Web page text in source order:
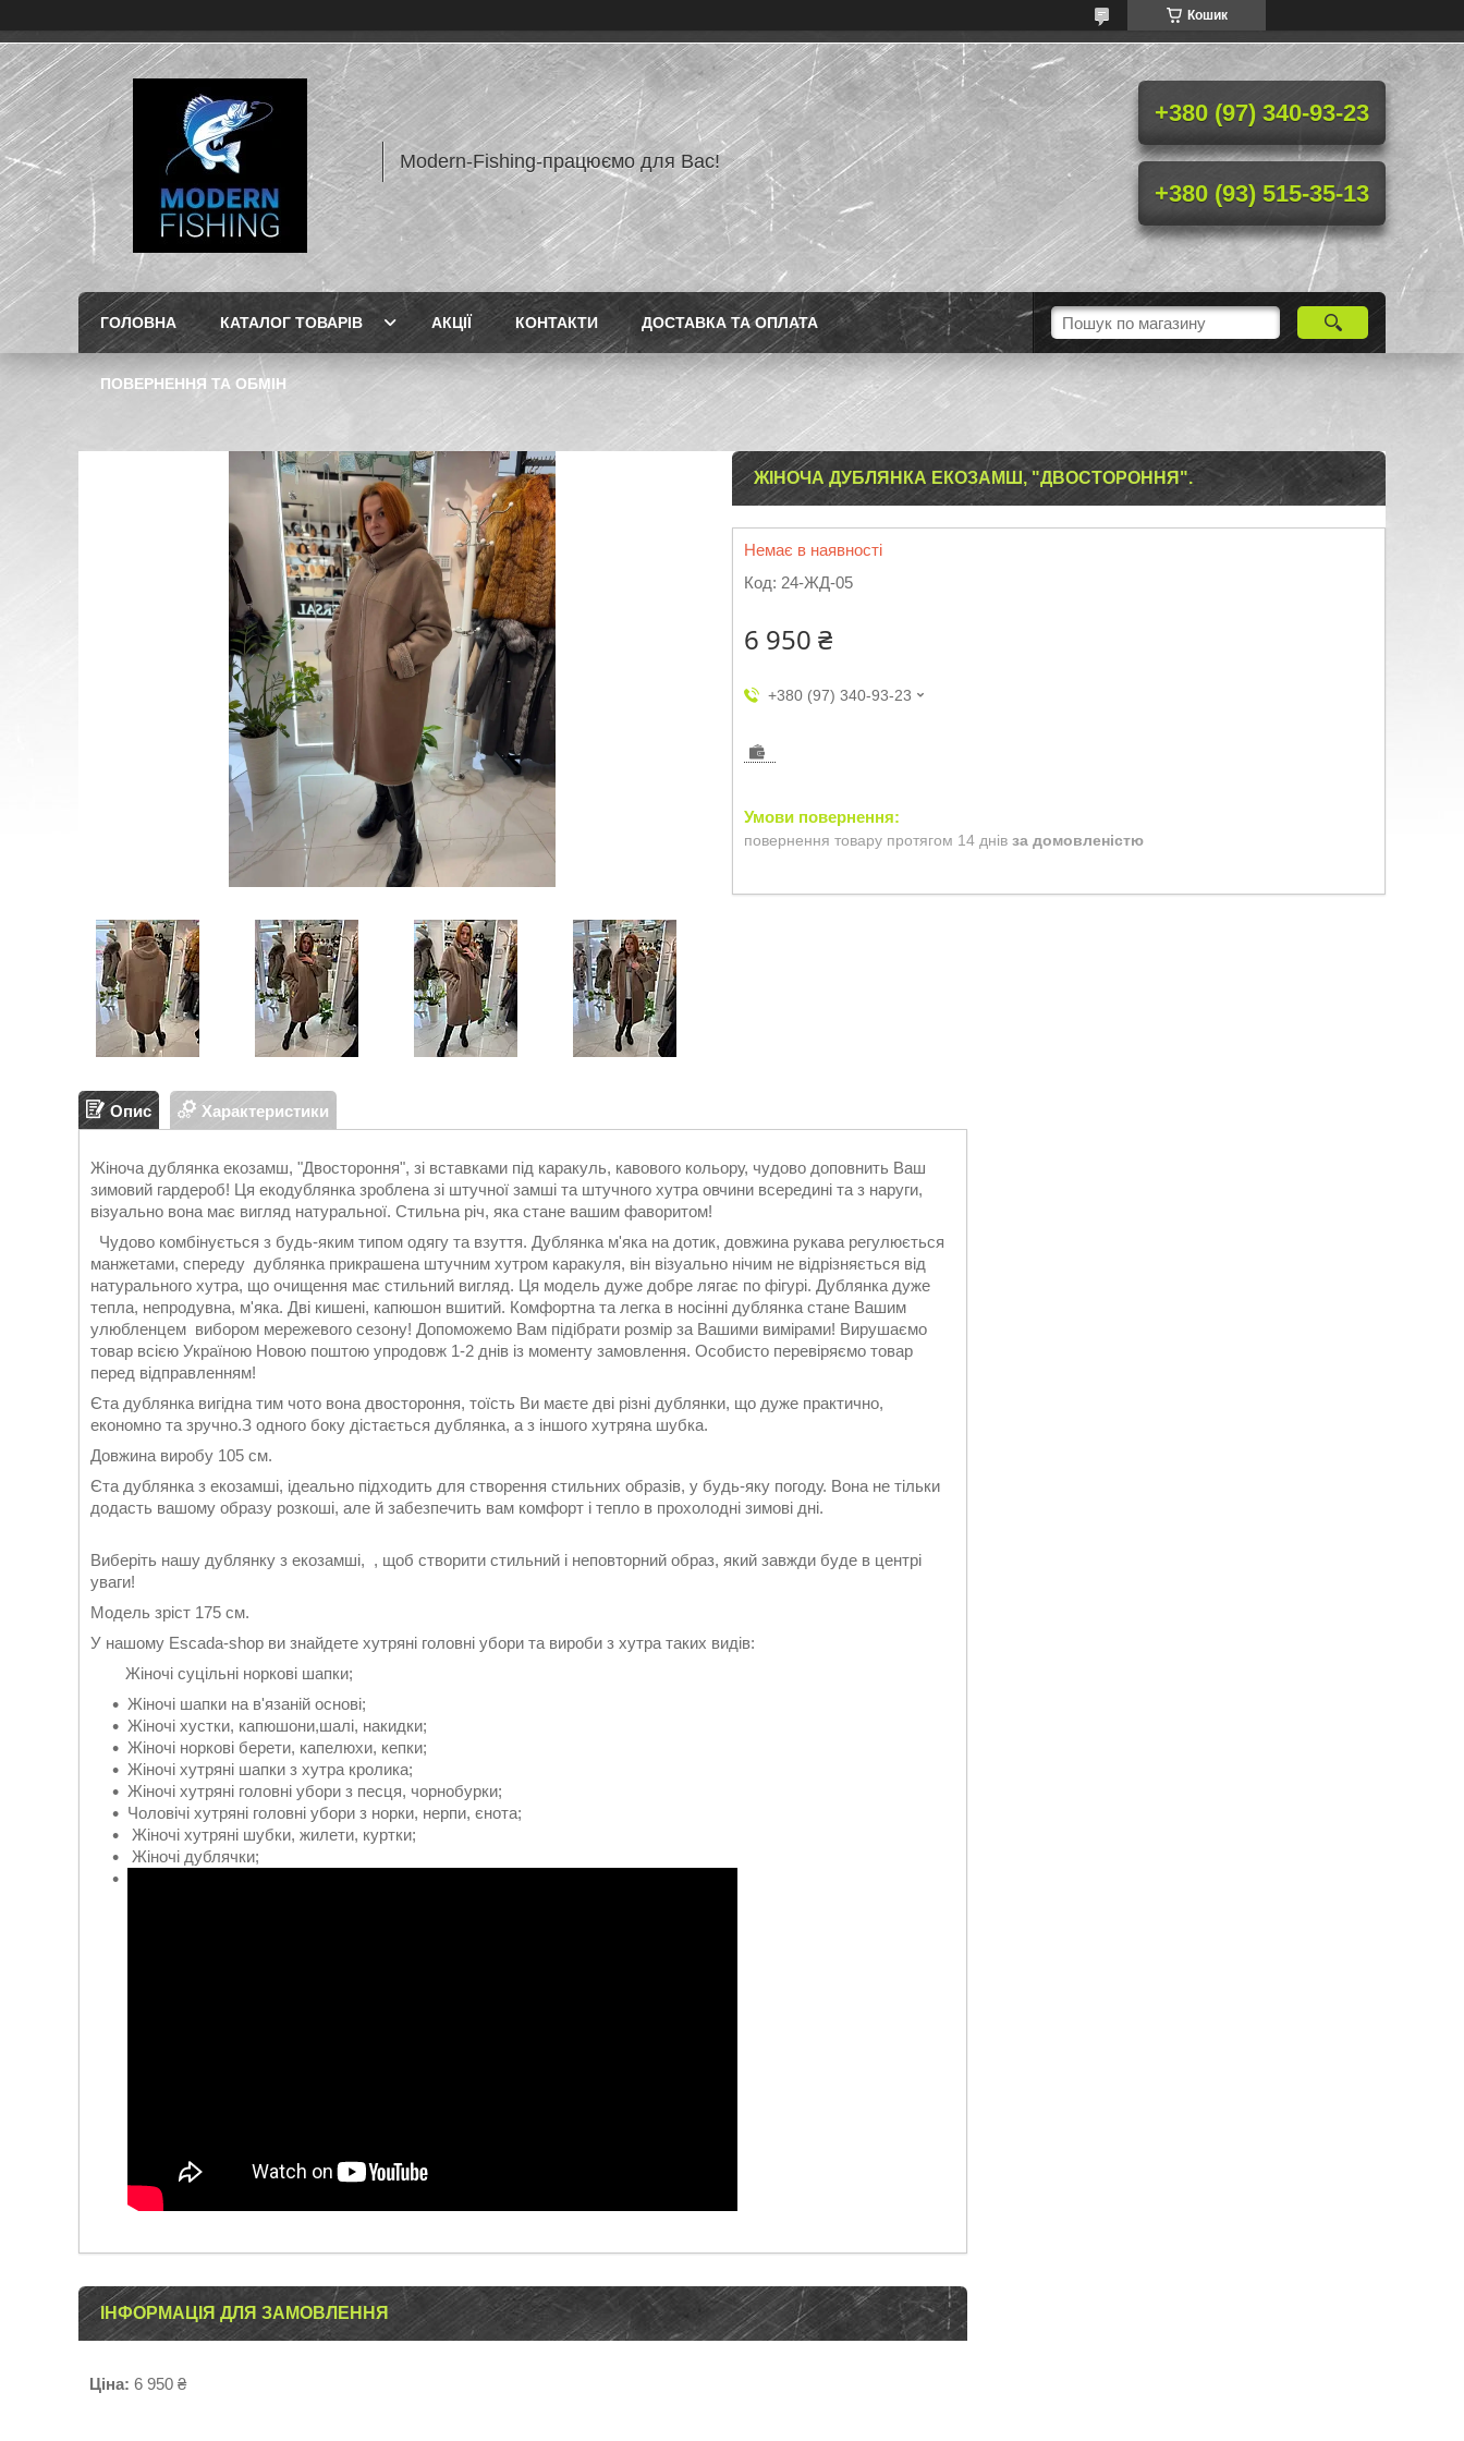
Кошик
Modern-Fishing-працюємо для Вас!
+380 (97) 340-93-23
+380 (93) 515-35-13
ГОЛОВНА КАТАЛОГ ТОВАРІВ АКЦІЇ КОНТАКТИ ДОСТАВКА ТА ОПЛАТА
ПОВЕРНЕННЯ ТА ОБМІН
ЖІНОЧА ДУБЛЯНКА ЕКОЗАМШ, "ДВОСТОРОННЯ".
Немає в наявності
Код: 24-ЖД-05
6 950 ₴
+380 (97) 340-93-23
повернення товару протягом 14 днів за домовленістю
Опис Характеристики
Жіноча дублянка екозамш, "Двостороння", зі вставками під каракуль, кавового кольору, чудово доповнить Ваш
зимовий гардероб! Ця екодублянка зроблена зі штучної замші та штучного хутра овчини всередині та з наруги,
візуально вона має вигляд натуральної. Стильна річ, яка стане вашим фаворитом!
Чудово комбінується з будь-яким типом одягу та взуття. Дублянка м'яка на дотик, довжина рукава регулюється
манжетами, спереду дублянка прикрашена штучним хутром каракуля, він візуально нічим не відрізняється від
натурального хутра, що очищення має стильний вигляд. Ця модель дуже добре лягає по фігурі. Дублянка дуже
тепла, непродувна, м'яка. Дві кишені, капюшон вшитий. Комфортна та легка в носінні дублянка стане Вашим
улюбленцем вибором мережевого сезону! Допоможемо Вам підібрати розмір за Вашими вимірами! Вирушаємо
товар всією Україною Новою поштою упродовж 1-2 днів із моменту замовлення. Особисто перевіряємо товар
перед відправленням!
Єта дублянка вигідна тим чото вона двостороння, тоїсть Ви маєте дві різні дублянки, що дуже практично,
економно та зручно.З одного боку дістається дублянка, а з іншого хутряна шубка.
Довжина виробу 105 см.
Єта дублянка з екозамші, ідеально підходить для створення стильних образів, у будь-яку погоду. Вона не тільки
додасть вашому образу розкоші, але й забезпечить вам комфорт і тепло в прохолодні зимові дні.
Виберіть нашу дублянку з екозамші, , щоб створити стильний і неповторний образ, який завжди буде в центрі
уваги!
Модель зріст 175 см.
У нашому Escada-shop ви знайдете хутряні головні убори та вироби з хутра таких видів:
Жіночі суцільні норкові шапки;
Жіночі шапки на в'язаній основі;
Жіночі хустки, капюшони,шалі, накидки;
Жіночі норкові берети, капелюхи, кепки;
Жіночі хутряні шапки з хутра кролика;
Жіночі хутряні головні убори з песця, чорнобурки;
Чоловічі хутряні головні убори з норки, нерпи, єнота;
Жіночі хутряні шубки, жилети, куртки;
Жіночі дублячки;
ІНФОРМАЦІЯ ДЛЯ ЗАМОВЛЕННЯ
Ціна: 6 950 ₴